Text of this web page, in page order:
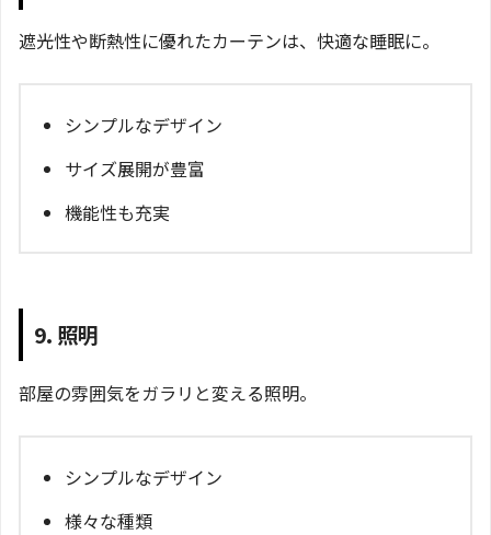
遮光性や断熱性に優れたカーテンは、快適な睡眠に。
シンプルなデザイン
サイズ展開が豊富
機能性も充実
9. 照明
部屋の雰囲気をガラリと変える照明。
シンプルなデザイン
様々な種類